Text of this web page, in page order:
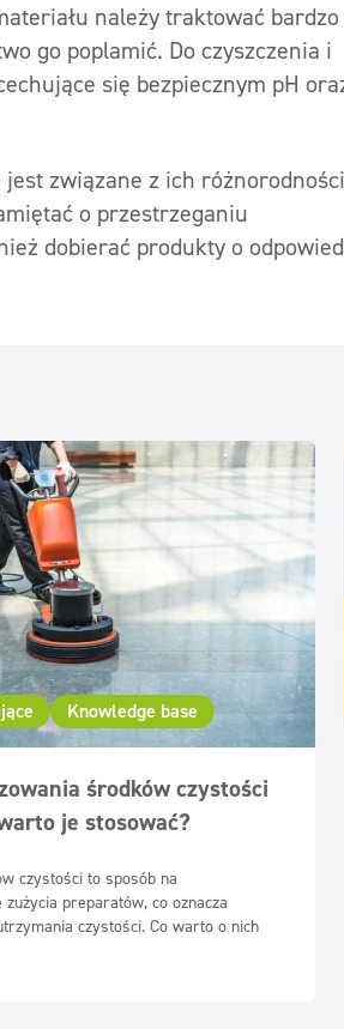
należy traktować bardzo
go poplamić. Do czyszczenia i
się bezpiecznym pH
związane z ich
o przestrzeganiu
dobierać produkty o
Knowledge base
środków czystości
je stosować?
czystości to sposób na
preparatów, co oznacza
czystości. Co warto o nich